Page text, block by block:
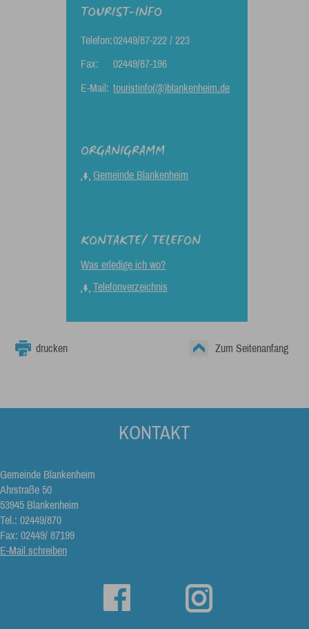
TOURIST-INFO
Telefon:02449/87-222 / 223
Fax:
02449/87-196
E-Mail: touristinfo(@)blankenheim.de
ORGANIGRAMM
Gemeinde Blankenheim
KONTAKTE/ TELEFON
Was erledige ich wo?
Telefonverzeichnis
drucken Zum Seitenanfang
KONTAKT
Gemeinde Blankenheim
Ahrstraße 50
53945 Blankenheim
Tel.: 02449/870
Fax: 02449/ 87199
E-Mail schreiben